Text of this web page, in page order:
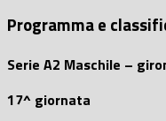
Programma e
Serie A2 Maschile –
17^ giornata